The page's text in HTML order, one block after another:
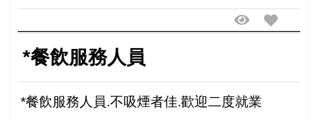
*餐飲服務人員
*餐飲服務人員.不吸煙者佳.歡迎二度就業